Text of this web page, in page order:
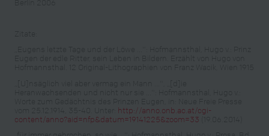
http://anno.onb.ac.at/cgi-
content/anno?aid=nfp&datum=19141225&zoom=33